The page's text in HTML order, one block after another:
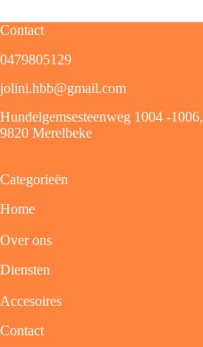
Contact
0479805129
jolini.hbb@gmail.com
Hundelgemsesteenweg 1004 -1006,
9820 Merelbeke
Categorieën
Home
Over ons
Diensten
Accesoires
Contact